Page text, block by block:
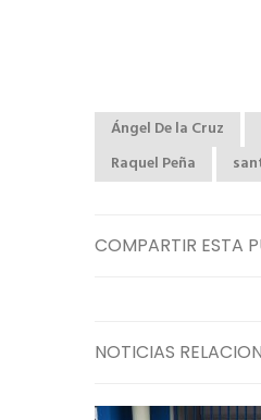
Ángel De la Cruz
Raquel Peña
COMPARTIR ESTA
NOTICIAS